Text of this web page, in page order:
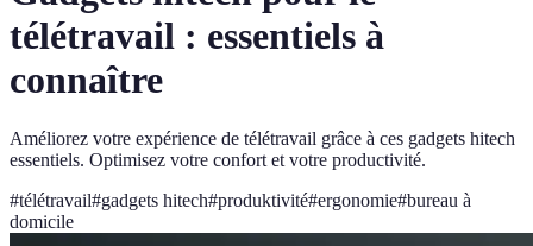
télétravail : essentiels à
connaître
Améliorez votre expérience de télétravail grâce à ces gadgets hitech
essentiels. Optimisez votre confort et votre productivité.
#télétravail#gadgets hitech#produktivité#ergonomie#bureau à
domicile